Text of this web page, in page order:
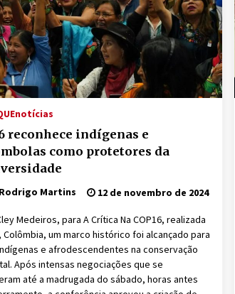
notícias
reconhece indígenas e
como protetores da
Rodrigo Martins 12 de novembro de 2024
Medeiros, para A Crítica Na COP16, realizada
Colômbia, um marco histórico foi alcançado para
e afrodescendentes na conservação
Após intensas negociações que se
até a madrugada do sábado, horas antes